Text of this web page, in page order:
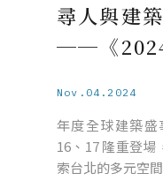
尋人與建
──《2024
Nov.04.2024
年度全球建築盛
16、17 隆重登場
索台北的多元空